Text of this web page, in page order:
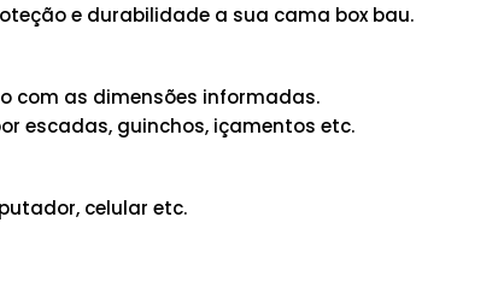
e durabilidade a sua cama box bau.
com as dimensões informadas.
escadas, guinchos, içamentos etc.
celular etc.